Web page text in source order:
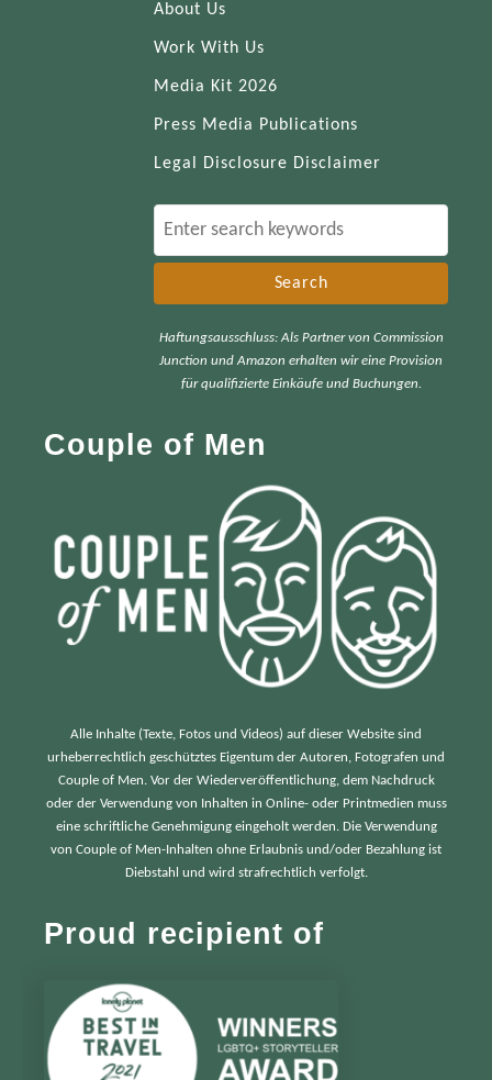
About Us
Work With Us
Media Kit 2026
Press Media Publications
Legal Disclosure Disclaimer
e
cHaftungsausschluss: Als Partner von Commission
Junction und Amazon erhalten wir eine Provision
für qualifizierte Einkäufe und Buchungen.
Couple of Men
Alle Inhalte (Texte, Fotos und Videos) auf dieser Website sind
urheberrechtlich geschütztes Eigentum der Autoren, Fotografen und
Couple of Men. Vor der Wiederveröffentlichung, dem Nachdruck
oder der Verwendung von Inhalten in Online- oder Printmedien muss
eine schriftliche Genehmigung eingeholt werden. Die Verwendung
von Couple of Men-Inhalten ohne Erlaubnis und/oder Bezahlung ist
Diebstahl und wird strafrechtlich verfolgt.
Proud recipient of